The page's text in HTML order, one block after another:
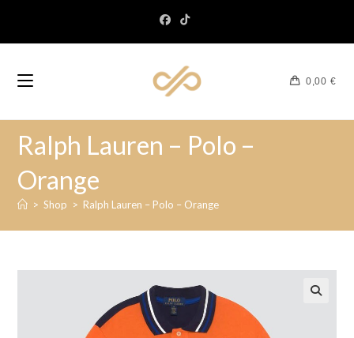
0,00 €
Ralph Lauren – Polo –
Orange
> Shop > Ralph Lauren – Polo – Orange